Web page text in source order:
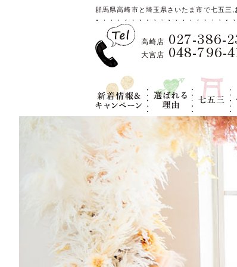
群馬県高崎市と埼玉県さいたま市で七五三
高崎店 027-386-
大宮店 048-796-
新着情報＆キ
ャンペーン
選ばれる理
由
七五三